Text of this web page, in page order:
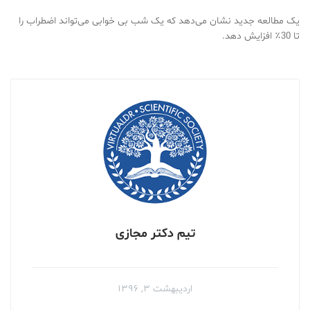
یک مطالعه جدید نشان می‌دهد که یک شب بی خوابی می‌تواند اضطراب را
تا 30٪ افزایش دهد.
تیم دکتر مجازی
اردیبهشت ۳, ۱۳۹۶